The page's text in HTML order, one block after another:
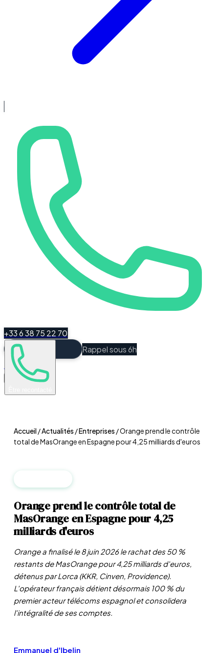
+33 6 38 75 22 70
Rappel sous 6h
Espace Client
Accueil/Actualités /Entreprises /Orange prend le contrôle
total de MasOrange en Espagne pour 4,25 milliards d'euros
Orange prend le contrôle total de
MasOrange en Espagne pour 4,25
milliards d'euros
Orange a finalisé le 8 juin 2026 le rachat des 50 %
restants de MasOrange pour 4,25 milliards d'euros,
détenus par Lorca (KKR, Cinven, Providence).
L'opérateur français détient désormais 100 % du
premier acteur télécoms espagnol et consolidera
l'intégralité de ses comptes.
Emmanuel d'Ibelin